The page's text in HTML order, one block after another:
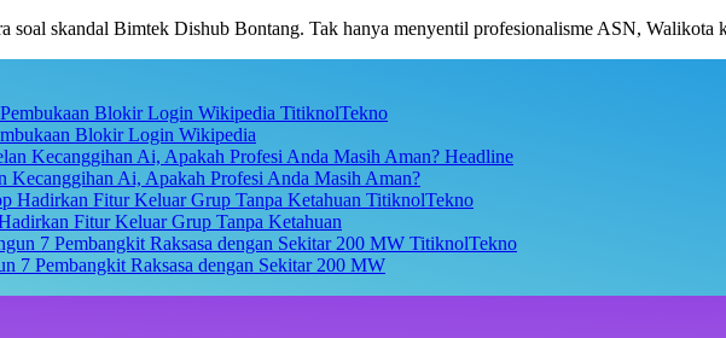
soal skandal Bimtek Dishub Bontang. Tak hanya menyentil profesionalisme ASN,
TitiknolTekno
Blokir Login Wikipedia
Headline
Kecanggihan Ai, Apakah Profesi Anda Masih Aman?
TitiknolTekno
Fitur Keluar Grup Tanpa Ketahuan
TitiknolTekno
7 Pembangkit Raksasa dengan Sekitar 200 MW